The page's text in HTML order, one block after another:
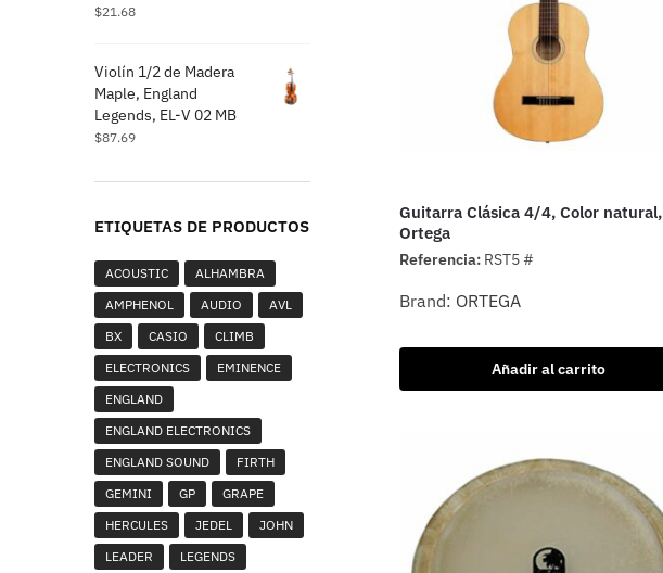
Guitarra Clásica 4/4, Color natural,
Ortega
Referencia: RST5 #
Brand: ORTEGA
Añadir al carrito
$21.68
Violín 1/2 de Madera
Maple, England
Legends, EL-V 02 MB
$87.69
ETIQUETAS DE PRODUCTOS
ACOUSTIC
ALHAMBRA
AMPHENOL
AUDIO
AVL
BX
CASIO
CLIMB
ELECTRONICS
EMINENCE
ENGLAND
ENGLAND ELECTRONICS
ENGLAND SOUND
FIRTH
GEMINI
GP
GRAPE
HERCULES
JEDEL
JOHN
LEADER
LEGENDS